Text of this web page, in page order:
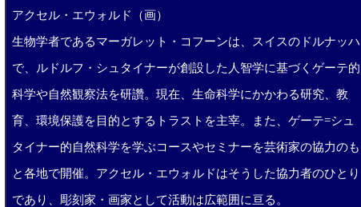
アクセル・エウォルド（画）
生物学者であるマーガレット・コフーンは、スイスのドルナッハ
で、ルドルフ・シュタイナーが創設した人智学に基づくゲーテ的
科学や自然観察法を研讚。現在、生命科学にかかわる研究、教
育、環境保護を目的とするトラストを主宰。また、ゲーテ=シュ
タイナー的自然科学を学ぶコースやセミナーを芸術家の協力のも
と各地で開催。アクセル・エウォルドはそうした協力者のひとり
であり、彫刻家・画家として活動は広範囲に亘る。